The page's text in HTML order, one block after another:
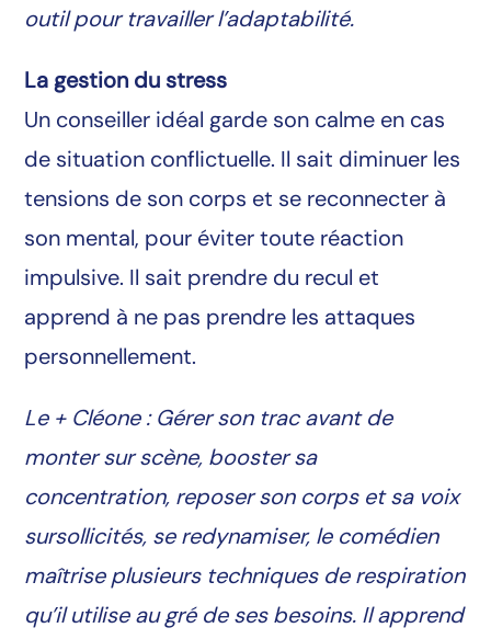
outil pour travailler l’adaptabilité.
La gestion du stress
Un conseiller idéal garde son calme en cas
de situation conflictuelle. Il sait diminuer les
tensions de son corps et se reconnecter à
son mental, pour éviter toute réaction
impulsive. Il sait prendre du recul et
apprend à ne pas prendre les attaques
personnellement.
Le + Cléone : Gérer son trac avant de
monter sur scène, booster sa
concentration, reposer son corps et sa voix
sursollicités, se redynamiser, le comédien
maîtrise plusieurs techniques de respiration
qu’il utilise au gré de ses besoins. Il apprend